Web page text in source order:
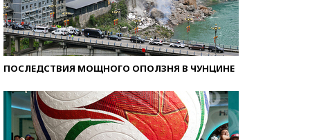
ПОСЛЕДСТВИЯ МОЩНОГО ОПОЛЗНЯ В ЧУНЦИНЕ